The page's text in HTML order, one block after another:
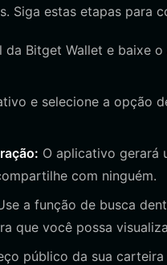
Siga estas etapas para
Bitget Wallet e baixe
e selecione a opção
O aplicativo gerará
com ninguém.
a função de busca
que você possa
público da sua